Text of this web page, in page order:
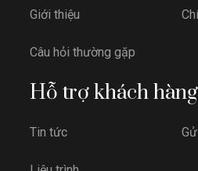
Giới thiệu
Câu hỏi thường gặp
Hỗ trợ khách hàng
Tin tức